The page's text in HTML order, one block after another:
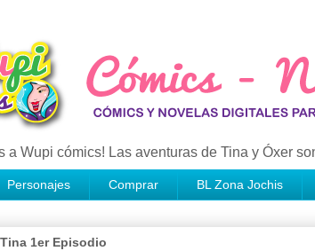
a Wupi cómics! Las aventuras de Tina y Óxer
Personajes Comprar BL Zona Jochis
1er Episodio